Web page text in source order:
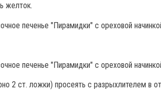
желток.
2 ст. ложки) просеять с разрыхлителем в